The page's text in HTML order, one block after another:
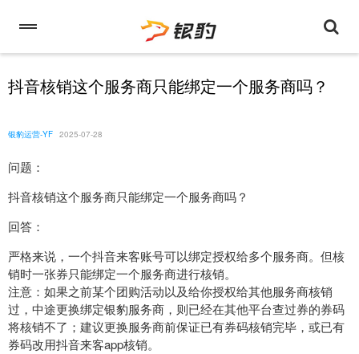
抖音核销这个服务商只能绑定一个服务商吗？
银豹运营-YF 2025-07-28
问题：
抖音核销这个服务商只能绑定一个服务商吗？
回答：
严格来说，一个抖音来客账号可以绑定授权给多个服务商。但核
销时一张券只能绑定一个服务商进行核销。
注意：如果之前某个团购活动以及给你授权给其他服务商核销
过，中途更换绑定银豹服务商，则已经在其他平台查过券的券码
将核销不了；建议更换服务商前保证已有券码核销完毕，或已有
券码改用抖音来客app核销。